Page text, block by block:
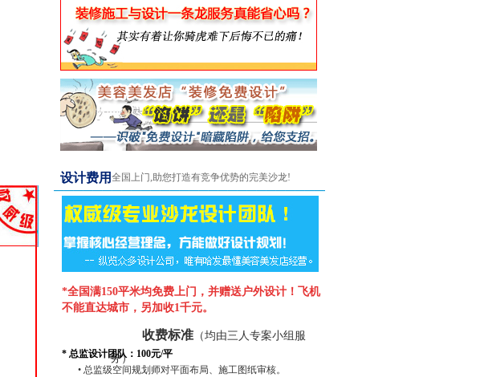
设计费用 全国上门,助您打造有竞争优势的完美沙龙!
*全国满150平米均免费上门，并赠送户外设计！
飞机
不能直达城市，另加收1千元。
收费标准 （均由三人专案小组服
务）
* 总监设计团队： 100元/平
• 总监级空间规划师对平面布局、施工图纸审核。